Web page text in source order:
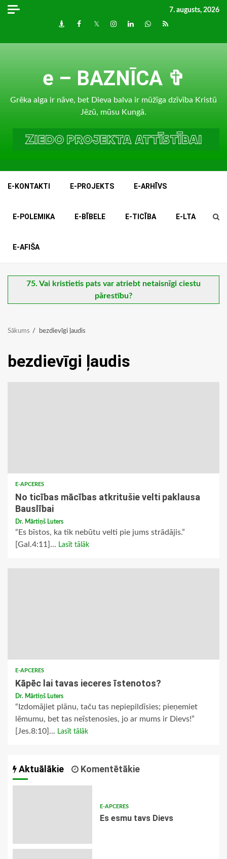
Skip
7. augusts, 2026
DraugiemFacebook
TwitterInstagram
LinkedInwhatsapp
RSS
e – BAZNĪCA ✞
Grēka alga ir nāve, bet Dieva balva ir mūžīga dzīvība Kristū
Jēzū, mūsu Kungā.
E-KONTAKTI E-PROJEKTS E-ARHĪVS
E-POLEMIKA E-BĪBELE E-TICĪBA E-LTA
E-AFIŠA
75. Vai kristietis pats var atriebt netaisnīgi ciestu
pārestību?
Sākums bezdievīgi ļaudis
bezdievīgi ļaudis
E-APCERES
No ticības mācības atkritušie velti paklausa
Bauslībai
Dr. Mārtiņš Luters
“Es bīstos, ka tik nebūtu velti pie jums strādājis.”
[Gal.4:11]... Lasīt tālāk
E-APCERES
Kāpēc lai tavas ieceres īstenotos?
Dr. Mārtiņš Luters
“Izdomājiet plānu, taču tas nepiepildīsies; pieņemiet
lēmumu, bet tas neīstenosies, jo ar mums ir Dievs!”
[Jes.8:10]... Lasīt tālāk
Aktuālākie Komentētākie
E-APCERES
Es esmu tavs Dievs